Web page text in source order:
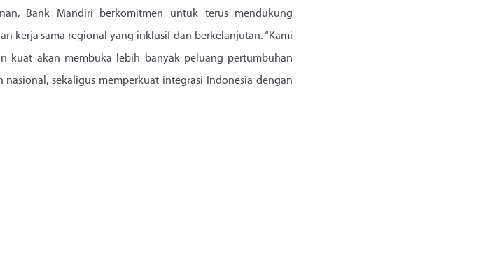
Bank Mandiri berkomitmen untuk terus mendukung
kerja sama regional yang inklusif dan berkelanjutan. “Kami
kuat akan membuka lebih banyak peluang pertumbuhan
sekaligus memperkuat integrasi Indonesia dengan